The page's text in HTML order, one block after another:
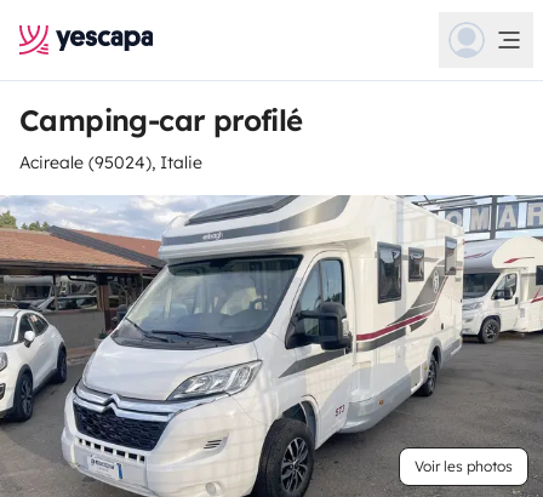
Camping-car profilé
Acireale (95024), Italie
Voir les photos